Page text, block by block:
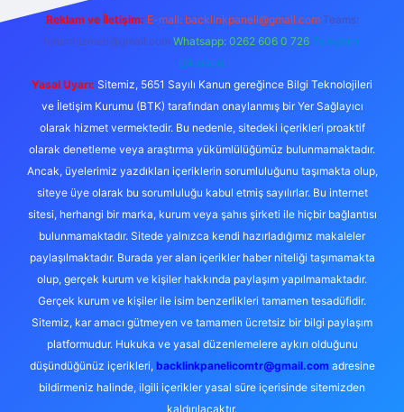
Reklam ve İletişim: E-mail: backlinkpaneli@gmail.com Teams:
forumhizmeti@gmail.com Whatsapp: 0262 606 0 726 Telegram:
@karabul
Yasal Uyarı: Sitemiz, 5651 Sayılı Kanun gereğince Bilgi Teknolojileri
ve İletişim Kurumu (BTK) tarafından onaylanmış bir Yer Sağlayıcı
olarak hizmet vermektedir. Bu nedenle, sitedeki içerikleri proaktif
olarak denetleme veya araştırma yükümlülüğümüz bulunmamaktadır.
Ancak, üyelerimiz yazdıkları içeriklerin sorumluluğunu taşımakta olup,
siteye üye olarak bu sorumluluğu kabul etmiş sayılırlar. Bu internet
sitesi, herhangi bir marka, kurum veya şahıs şirketi ile hiçbir bağlantısı
bulunmamaktadır. Sitede yalnızca kendi hazırladığımız makaleler
paylaşılmaktadır. Burada yer alan içerikler haber niteliği taşımamakta
olup, gerçek kurum ve kişiler hakkında paylaşım yapılmamaktadır.
Gerçek kurum ve kişiler ile isim benzerlikleri tamamen tesadüfidir.
Sitemiz, kar amacı gütmeyen ve tamamen ücretsiz bir bilgi paylaşım
platformudur. Hukuka ve yasal düzenlemelere aykırı olduğunu
düşündüğünüz içerikleri, backlinkpanelicomtr@gmail.comadresine
bildirmeniz halinde, ilgili içerikler yasal süre içerisinde sitemizden
kaldırılacaktır.